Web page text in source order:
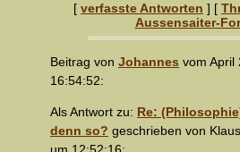
[ verfasste Antworten ] [
Aussensaiter-
Beitrag von Johannes vom April
16:54:52:
Als Antwort zu: Re:
denn so? geschrieben von